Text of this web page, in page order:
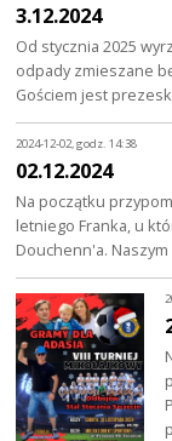
3.12.2024
Od stycznia 2025
odpady zmieszane
Gościem jest
2024-12-02, godz. 14:38
02.12.2024
Na początku
letniego Franka, u
Douchenn'a.